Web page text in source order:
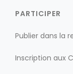
PARTICIPER
Publier dans la
Inscription aux